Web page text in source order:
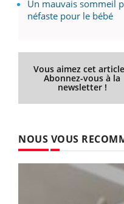
Un mauvais sommeil
néfaste pour le bébé
Vous aimez cet
Abonnez-vous à la
newsletter !
NOUS VOUS